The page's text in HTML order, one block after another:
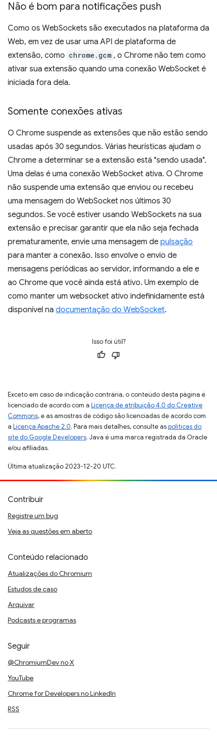
Não é bom para notificações push
Como os WebSockets são executados na plataforma da
Web, em vez de usar uma API de plataforma de
extensão, como chrome.gcm , o Chrome não tem como
ativar sua extensão quando uma conexão WebSocket é
iniciada fora dela.
Somente conexões ativas
O Chrome suspende as extensões que não estão sendo
usadas após 30 segundos. Várias heurísticas ajudam o
Chrome a determinar se a extensão está "sendo usada".
Uma delas é uma conexão WebSocket ativa. O Chrome
não suspende uma extensão que enviou ou recebeu
uma mensagem do WebSocket nos últimos 30
segundos. Se você estiver usando WebSockets na sua
extensão e precisar garantir que ela não seja fechada
prematuramente, envie uma mensagem de pulsação
para manter a conexão. Isso envolve o envio de
mensagens periódicas ao servidor, informando a ele e
ao Chrome que você ainda está ativo. Um exemplo de
como manter um websocket ativo indefinidamente está
disponível na documentação do WebSocket.
Isso foi útil?
Exceto em caso de indicação contrária, o conteúdo desta página é
licenciado de acordo com a Licença de atribuição 4.0 do Creative
Commons, e as amostras de código são licenciadas de acordo com
a Licença Apache 2.0. Para mais detalhes, consulte aspolíticas do
site do Google Developers. Java é uma marca registrada da Oracle
e/ou afiliadas.
Última atualização 2023-12-20 UTC.
Contribuir
Registre um bug
Veja as questões em aberto
Conteúdo relacionado
Atualizações do Chromium
Estudos de caso
Arquivar
Podcasts e programas
Seguir
@ChromiumDev no X
YouTube
Chrome for Developers no LinkedIn
RSS